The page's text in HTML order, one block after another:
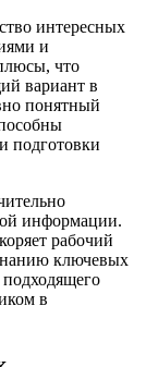
интересных
и
что
вариант в
понятный
подготовки
информации.
рабочий
ключевых
в